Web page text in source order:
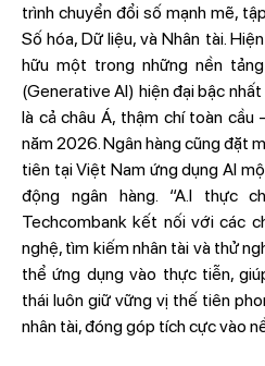
trình chuyển đổi số mạnh mẽ,
Số hóa, Dữ liệu, và Nhân tài.
hữu một trong những nền
(Generative AI) hiện đại bậc
là cả châu Á, thậm chí toàn
năm 2026. Ngân hàng cũng đặt
tiên tại Việt Nam ứng dụng AI
động ngân hàng. “A.I thực
Techcombank kết nối với các
nghệ, tìm kiếm nhân tài và thử
thể ứng dụng vào thực tiễn,
thái luôn giữ vững vị thế tiên
nhân tài, đóng góp tích cực vào